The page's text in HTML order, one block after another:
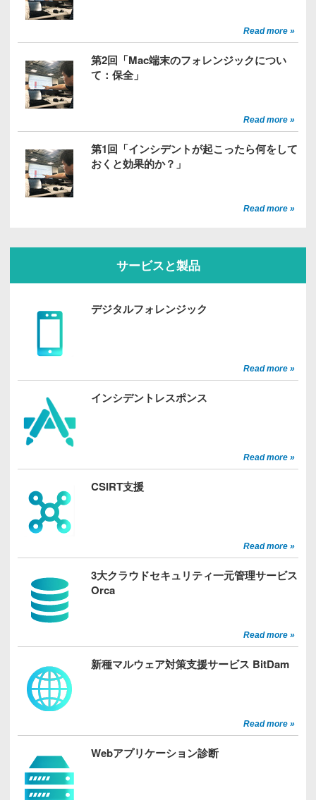
Read more »
第2回「Mac端末のフォレンジックについ
て：保全」
Read more »
第1回「インシデントが起こったら何をして
おくと効果的か？」
Read more »
サービスと製品
デジタルフォレンジック
Read more »
インシデントレスポンス
Read more »
CSIRT支援
Read more »
3大クラウドセキュリティ一元管理サービス
Orca
Read more »
新種マルウェア対策支援サービス BitDam
Read more »
Webアプリケーション診断